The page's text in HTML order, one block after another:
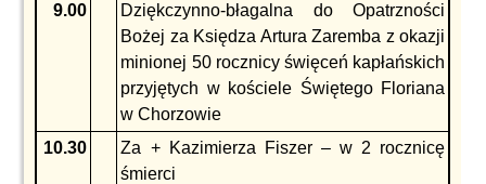
9.00
Dziękczynno-błagalna do Opatrzności
Bożej za Księdza Artura Zaremba z okazji
minionej 50 rocznicy święceń kapłańskich
przyjętych w kościele Świętego Floriana
w Chorzowie
10.30
Za + Kazimierza Fiszer – w 2 rocznicę
śmierci